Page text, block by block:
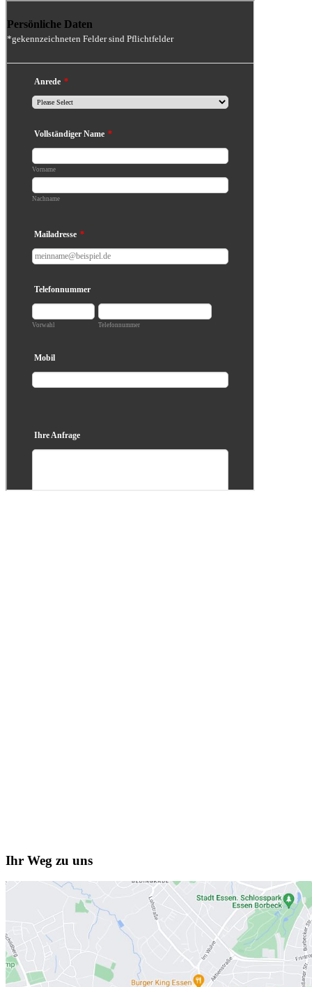
Ihr Weg zu uns